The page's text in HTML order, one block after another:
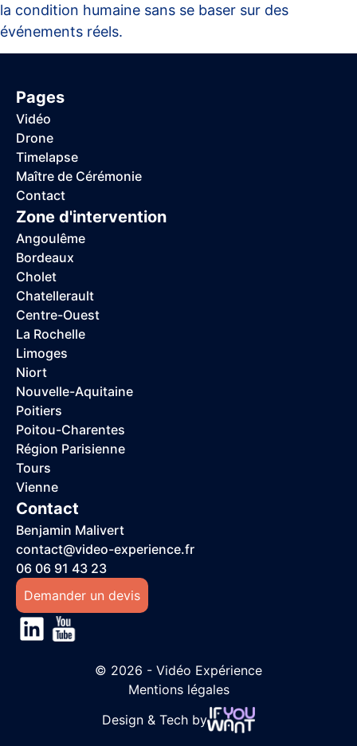
la condition humaine sans se baser sur des
événements réels.
Pages
Vidéo
Drone
Timelapse
Maître de Cérémonie
Contact
Zone d'intervention
Angoulême
Bordeaux
Cholet
Chatellerault
Centre-Ouest
La Rochelle
Limoges
Niort
Nouvelle-Aquitaine
Poitiers
Poitou-Charentes
Région Parisienne
Tours
Vienne
Contact
Benjamin Malivert
contact@video-experience.fr
06 06 91 43 23
Demander un devis
© 2026 - Vidéo Expérience
Mentions légales
Design & Tech by